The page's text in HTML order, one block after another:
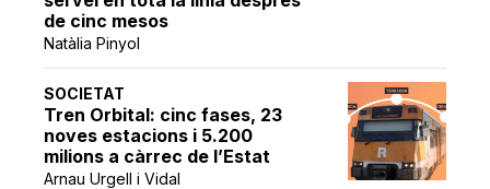
de cinc mesos
Natàlia Pinyol
SOCIETAT
Tren Orbital: cinc fases, 23
noves estacions i 5.200
milions a càrrec de l’Estat
Arnau Urgell i Vidal